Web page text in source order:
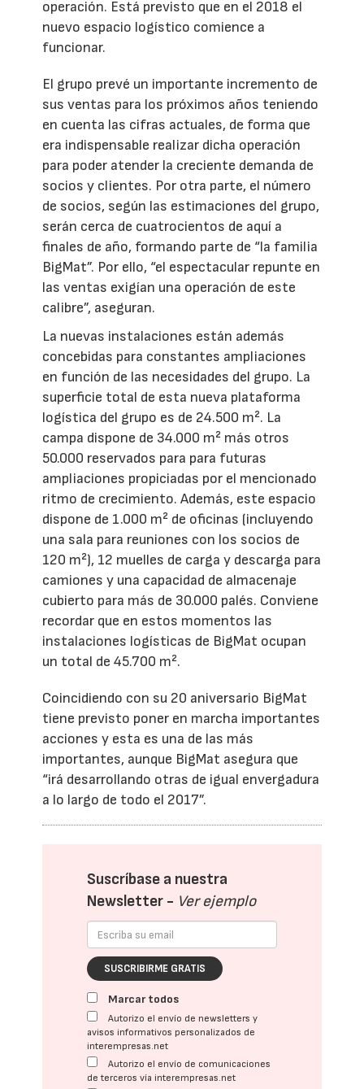
operación. Está previsto que en el 2018 el
nuevo espacio logístico comience a
funcionar.
El grupo prevé un importante incremento de
sus ventas para los próximos años teniendo
en cuenta las cifras actuales, de forma que
era indispensable realizar dicha operación
para poder atender la creciente demanda de
socios y clientes. Por otra parte, el número
de socios, según las estimaciones del grupo,
serán cerca de cuatrocientos de aquí a
finales de año, formando parte de “la familia
BigMat”. Por ello, “el espectacular repunte en
las ventas exigían una operación de este
calibre”, aseguran.
La nuevas instalaciones están además
concebidas para constantes ampliaciones
en función de las necesidades del grupo. La
superficie total de esta nueva plataforma
logística del grupo es de 24.500 m². La
campa dispone de 34.000 m² más otros
50.000 reservados para para futuras
ampliaciones propiciadas por el mencionado
ritmo de crecimiento. Además, este espacio
dispone de 1.000 m² de oficinas (incluyendo
una sala para reuniones con los socios de
120 m²), 12 muelles de carga y descarga para
camiones y una capacidad de almacenaje
cubierto para más de 30.000 palés. Conviene
recordar que en estos momentos las
instalaciones logísticas de BigMat ocupan
un total de 45.700 m².
Coincidiendo con su 20 aniversario BigMat
tiene previsto poner en marcha importantes
acciones y esta es una de las más
importantes, aunque BigMat asegura que
“irá desarrollando otras de igual envergadura
a lo largo de todo el 2017”.
Suscríbase a nuestra
Newsletter - Ver ejemplo
SUSCRIBIRME GRATIS
Marcar todos
Autorizo el envío de newsletters y
avisos informativos personalizados de
interempresas.net
Autorizo el envío de comunicaciones
de terceros vía interempresas.net